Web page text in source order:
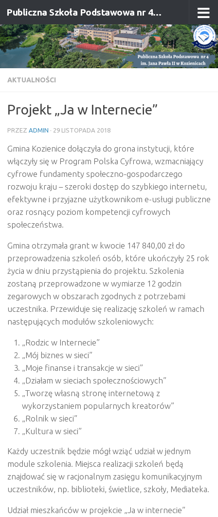
Przejdź do treści Publiczna Szkoła Podstawowa nr 4 im. Jana Pawła II w Kozienicach
AKTUALNOŚCI
Projekt „Ja w Internecie”
PRZEZ ADMIN · 29 LISTOPADA 2018
Gmina Kozienice dołączyła do grona instytucji, które
włączyły się w Program Polska Cyfrowa, wzmacniający
cyfrowe fundamenty społeczno-gospodarczego
rozwoju kraju – szeroki dostęp do szybkiego internetu,
efektywne i przyjazne użytkownikom e-usługi publiczne
oraz rosnący poziom kompetencji cyfrowych
społeczeństwa.
Gmina otrzymała grant w kwocie 147 840,00 zł do
przeprowadzenia szkoleń osób, które ukończyły 25 rok
życia w dniu przystąpienia do projektu. Szkolenia
zostaną przeprowadzone w wymiarze 12 godzin
zegarowych w obszarach zgodnych z potrzebami
uczestnika. Przewiduje się realizację szkoleń w ramach
następujących modułów szkoleniowych:
„Rodzic w Internecie”
„Mój biznes w sieci”
„Moje finanse i transakcje w sieci”
„Działam w sieciach społecznościowych”
„Tworzę własną stronę internetową z
wykorzystaniem popularnych kreatorów”
„Rolnik w sieci”
„Kultura w sieci”
Każdy uczestnik będzie mógł wziąć udział w jednym
module szkolenia. Miejsca realizacji szkoleń będą
znajdować się w racjonalnym zasięgu komunikacyjnym
uczestników, np. biblioteki, świetlice, szkoły, Mediateka.
Udział mieszkańców w projekcie „Ja w internecie”